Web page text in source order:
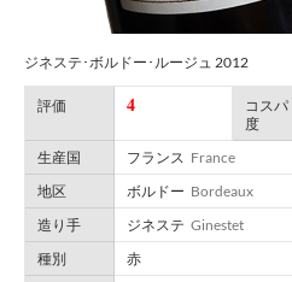
ジネステ･ボルドー･ルージュ 2012
評価 4
コスパ
度
生産国 フランス France
地区
ボルドー Bordeaux
造り手
ジネステ Ginestet
種別
赤